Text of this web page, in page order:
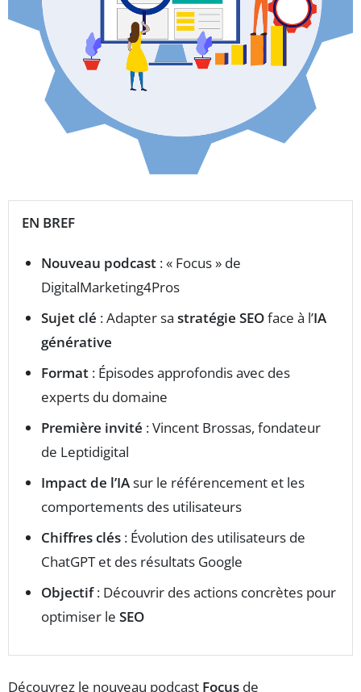
EN BREF
Nouveau podcast : « Focus » de
DigitalMarketing4Pros
Sujet clé : Adapter sa stratégie SEOface à l’IA
générative
Format : Épisodes approfondis avec des
experts du domaine
Première invité : Vincent Brossas, fondateur
de Leptidigital
Impact de l’IAsur le référencement et les
comportements des utilisateurs
Chiffres clés : Évolution des utilisateurs de
ChatGPT et des résultats Google
Objectif: Découvrir des actions concrètes pour
optimiser le SEO
Découvrez le nouveau podcast Focus de